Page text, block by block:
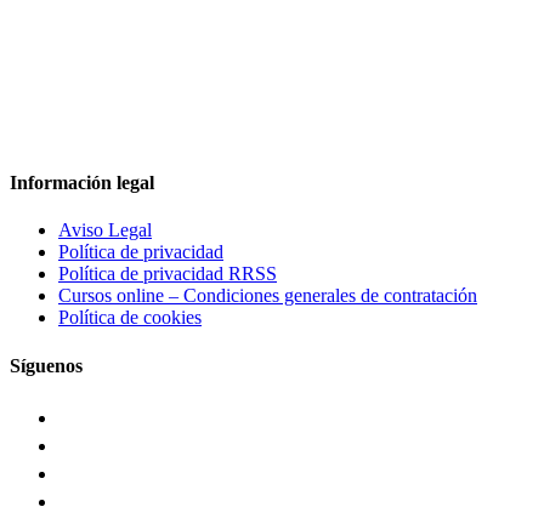
Información legal
Aviso Legal
Política de privacidad
Política de privacidad RRSS
Cursos online – Condiciones generales de contratación
Política de cookies
Síguenos